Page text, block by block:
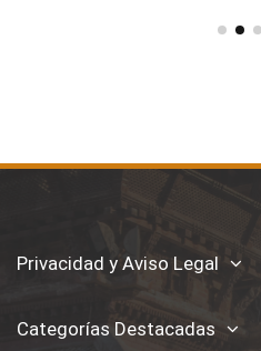
Privacidad y Aviso Legal
Categorías Destacadas